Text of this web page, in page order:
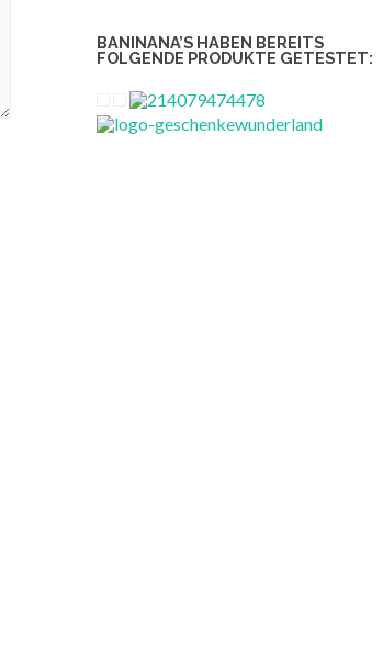
BANINANA’S HABEN BEREITS
FOLGENDE PRODUKTE GETESTET: